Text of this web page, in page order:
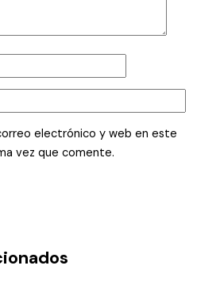
electrónico y web en este
vez que comente.